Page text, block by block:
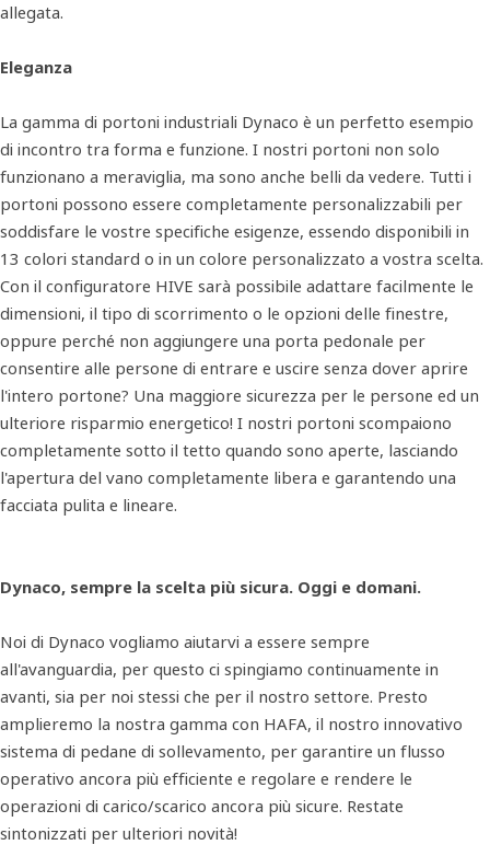
allegata.
Eleganza
La gamma di portoni industriali Dynaco è un perfetto esempio
di incontro tra forma e funzione. I nostri portoni non solo
funzionano a meraviglia, ma sono anche belli da vedere. Tutti i
portoni possono essere completamente personalizzabili per
soddisfare le vostre specifiche esigenze, essendo disponibili in
13 colori standard o in un colore personalizzato a vostra scelta.
Con il configuratore HIVE sarà possibile adattare facilmente le
dimensioni, il tipo di scorrimento o le opzioni delle finestre,
oppure perché non aggiungere una porta pedonale per
consentire alle persone di entrare e uscire senza dover aprire
l'intero portone? Una maggiore sicurezza per le persone ed un
ulteriore risparmio energetico! I nostri portoni scompaiono
completamente sotto il tetto quando sono aperte, lasciando
l'apertura del vano completamente libera e garantendo una
facciata pulita e lineare.
Dynaco, sempre la scelta più sicura. Oggi e domani.
Noi di Dynaco vogliamo aiutarvi a essere sempre
all'avanguardia, per questo ci spingiamo continuamente in
avanti, sia per noi stessi che per il nostro settore. Presto
amplieremo la nostra gamma con HAFA, il nostro innovativo
sistema di pedane di sollevamento, per garantire un flusso
operativo ancora più efficiente e regolare e rendere le
operazioni di carico/scarico ancora più sicure. Restate
sintonizzati per ulteriori novità!